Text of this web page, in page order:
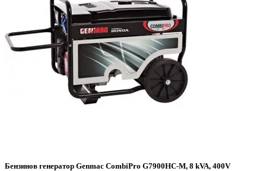
Бензинов генератор Genmac CombiPro G7900HC-M, 8 kVA, 400V